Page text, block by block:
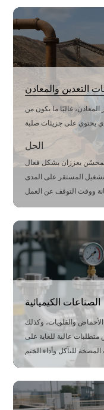
التعدين والمعادن
غالبًا ما يكون من
الحل
المحسّن يعززان بشكل فعال
المستقر على المدى
الصناعات الكيميائية
الأحماض والقلويات، وكذلك
متطلبات عالية للغاية على
الحل
لضمان التشغيل الآمن